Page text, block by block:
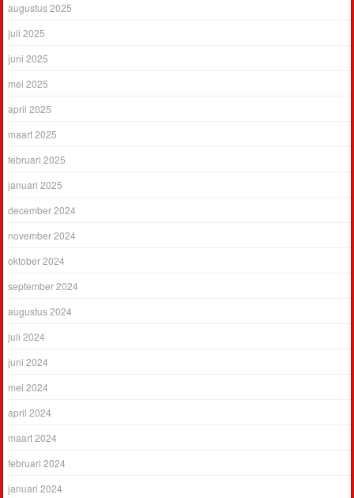
augustus 2025
juli 2025
juni 2025
mei 2025
april 2025
maart 2025
februari 2025
januari 2025
december 2024
november 2024
oktober 2024
september 2024
augustus 2024
juli 2024
juni 2024
mei 2024
april 2024
maart 2024
februari 2024
januari 2024